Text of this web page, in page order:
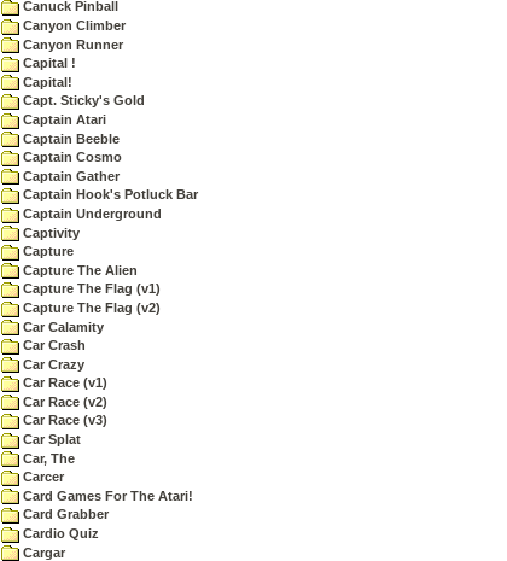
Canuck Pinball
Canyon Climber
Canyon Runner
Capital !
Capital!
Capt. Sticky's Gold
Captain Atari
Captain Beeble
Captain Cosmo
Captain Gather
Captain Hook's Potluck Bar
Captain Underground
Captivity
Capture
Capture The Alien
Capture The Flag (v1)
Capture The Flag (v2)
Car Calamity
Car Crash
Car Crazy
Car Race (v1)
Car Race (v2)
Car Race (v3)
Car Splat
Car, The
Carcer
Card Games For The Atari!
Card Grabber
Cardio Quiz
Cargar